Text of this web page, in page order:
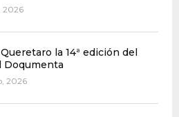
2026
la 14ª edición del
Doqumenta
2026